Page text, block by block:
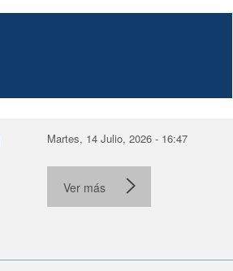
Martes, 14 Julio, 2026 - 16:47
Ver más